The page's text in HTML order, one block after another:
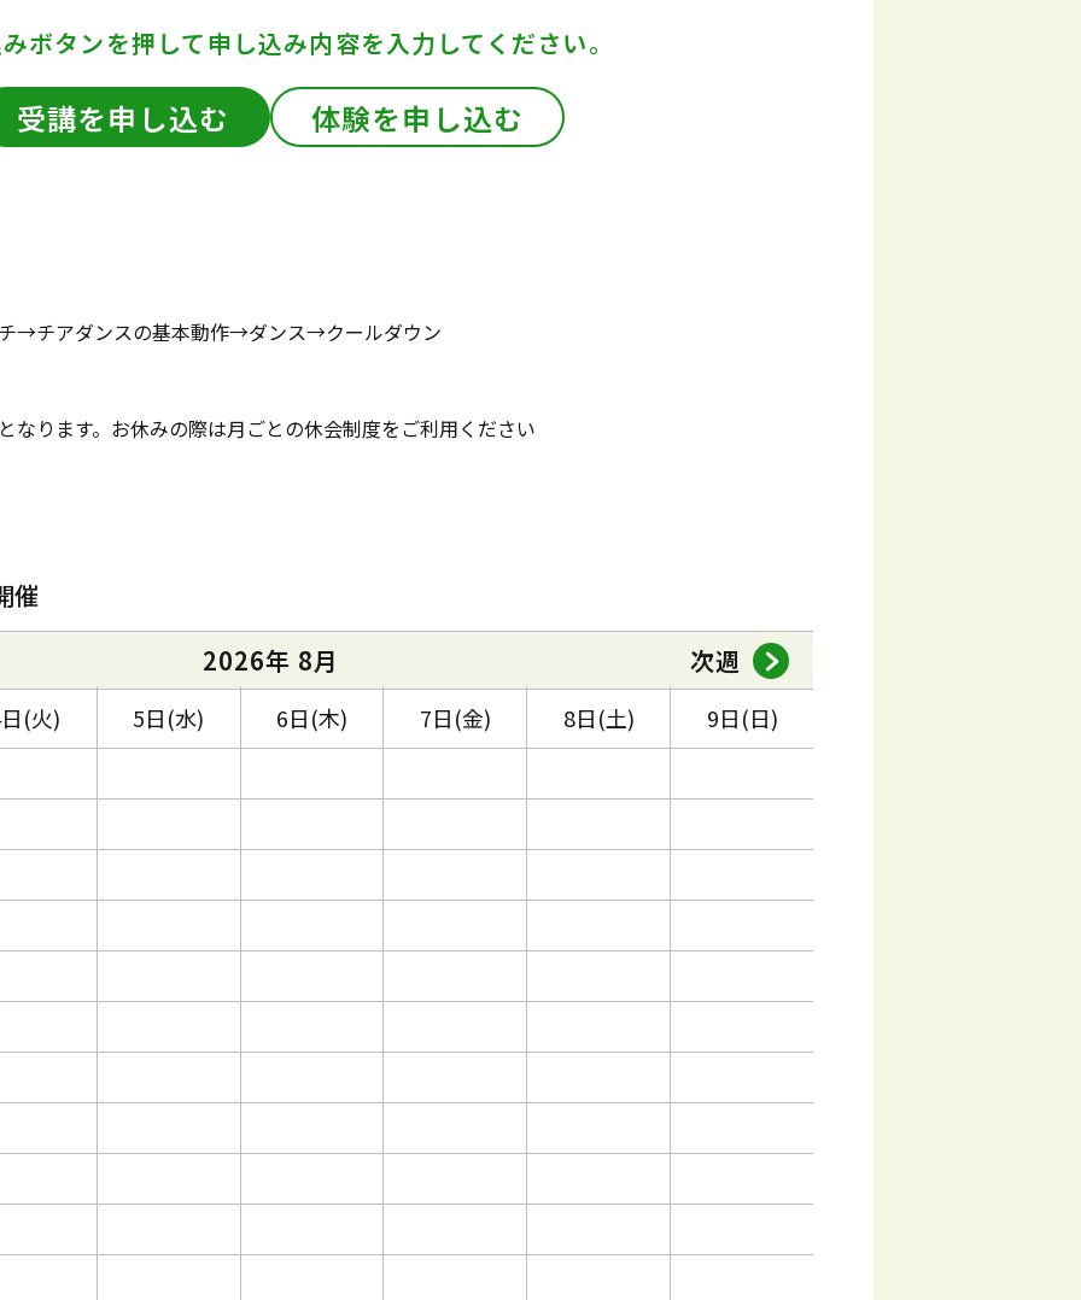
ボタンを押して申し込み内容を入力してください。
受講を申し込む 体験を申し込む
→チアダンスの基本動作→ダンス→クールダウン
ります。お休みの際は月ごとの休会制度をご利用ください
催
2026年 8月
次週
(火) 5日(水) 6日(木) 7日(金) 8日(土) 9日(日)